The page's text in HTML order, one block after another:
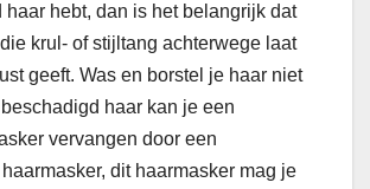
haar hebt, dan is het belangrijk dat
krul- of stijltang achterwege laat
geeft. Was en borstel je haar niet
haar kan je een
vervangen door een
dit haarmasker mag je